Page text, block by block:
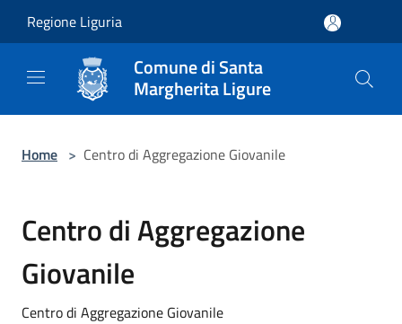
Regione Liguria
Comune di Santa
Margherita Ligure
Home > Centro di Aggregazione Giovanile
Centro di Aggregazione
Giovanile
Centro di Aggregazione Giovanile